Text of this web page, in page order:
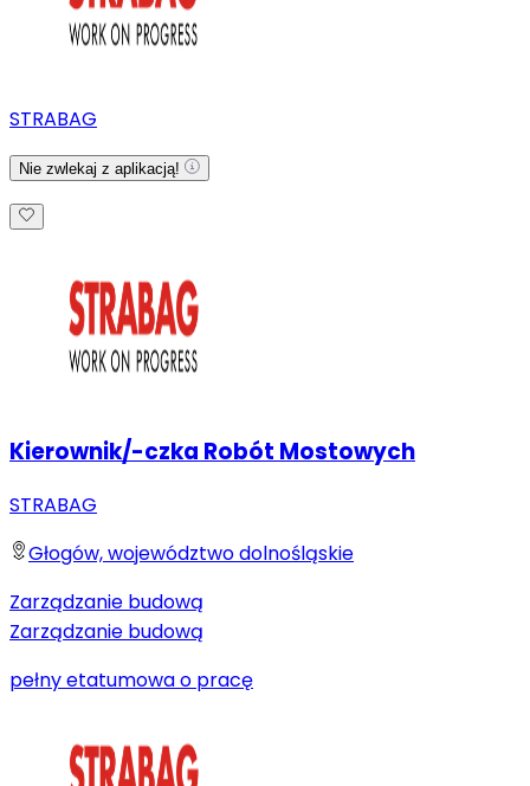
STRABAG
Nie zwlekaj z aplikacją!
Kierownik/-czka Robót Mostowych
STRABAG
Głogów, województwo dolnośląskie
Zarządzanie budową
Zarządzanie budową
pełny etatumowa o pracę